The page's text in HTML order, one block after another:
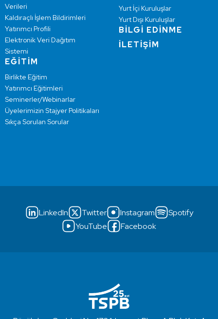
Verileri
Kaldıraçlı İşlem Bildirimleri
Yatırımcı Profili
Elektronik Veri Dağıtım
Sistemi
EĞİTİM
Birlikte Eğitim
Yatırımcı Eğitimleri
Seminerler/Webinarlar
Üyelerimizin Stajyer Politikaları
Sıkça Sorulan Sorular
Yurt İçi Kuruluşlar
Yurt Dışı Kuruluşlar
BİLGİ EDİNME
İLETİŞİM
LinkedIn Twitter Instagram
Spotify
YouTube
Facebook